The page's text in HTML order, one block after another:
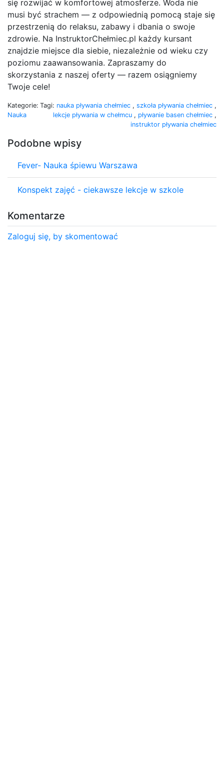
się rozwijać w komfortowej atmosferze. Woda nie
musi być strachem — z odpowiednią pomocą staje się
przestrzenią do relaksu, zabawy i dbania o swoje
zdrowie. Na InstruktorChełmiec.pl każdy kursant
znajdzie miejsce dla siebie, niezależnie od wieku czy
poziomu zaawansowania. Zapraszamy do
skorzystania z naszej oferty — razem osiągniemy
Twoje cele!
Kategorie:
Nauka
Tagi: nauka pływania chełmiec , szkoła pływania chełmiec ,
lekcje pływania w chełmcu , pływanie basen chełmiec ,
instruktor pływania chełmiec
Podobne wpisy
Fever- Nauka śpiewu Warszawa
Konspekt zajęć - ciekawsze lekcje w szkole
Komentarze
Zaloguj się, by skomentować